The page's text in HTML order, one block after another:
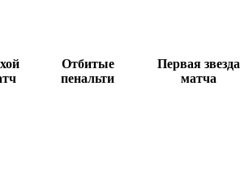
Отбитые
пенальти
Первая звезда
матча